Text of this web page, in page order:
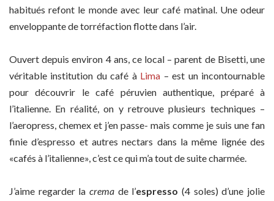
habitués refont le monde avec leur café matinal. Une odeur
enveloppante de torréfaction flotte dans l’air.
Ouvert depuis environ 4 ans, ce local – parent de Bisetti, une
véritable institution du café à Lima – est un incontournable
pour découvrir le café péruvien authentique, préparé à
l’italienne. En réalité, on y retrouve plusieurs techniques –
l’aeropress, chemex et j’en passe- mais comme je suis une fan
finie d’espresso et autres nectars dans la même lignée des
«cafés à l’italienne», c’est ce qui m’a tout de suite charmée.
J’aime regarder la crema de l’espresso (4 soles) d’une jolie